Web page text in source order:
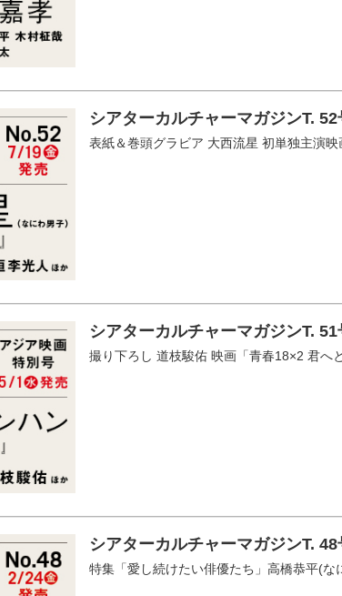
シアターカルチャーマガジンT. 52
表紙＆巻頭グラビア 大西流星 初単独主演映
シアターカルチャーマガジンT. 51
撮り下ろし 道枝駿佑 映画「青春18×2 君へ
シアターカルチャーマガジンT. 48
特集「愛し続けたい俳優たち」高橋恭平(な